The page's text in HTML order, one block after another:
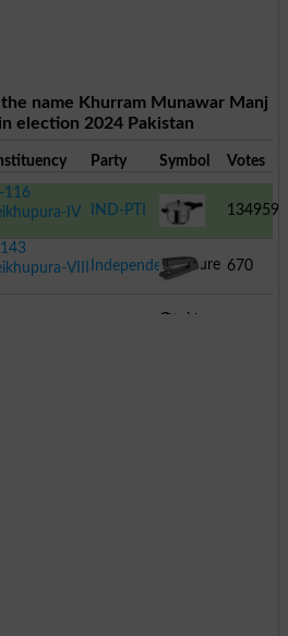
name Khurram Munawar Manj
election 2024 Pakistan
Party Symbol Votes
116
IV
IND-PTI
Pressure
Cooker
134959
VIII
Independent 670